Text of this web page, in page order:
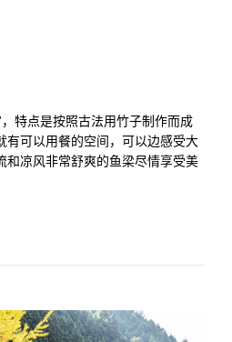
特点是按照古法用竹子制作而成
有可以用餐的空间，可以边感受大
和凉风非常舒爽的鱼梁尽情享受美